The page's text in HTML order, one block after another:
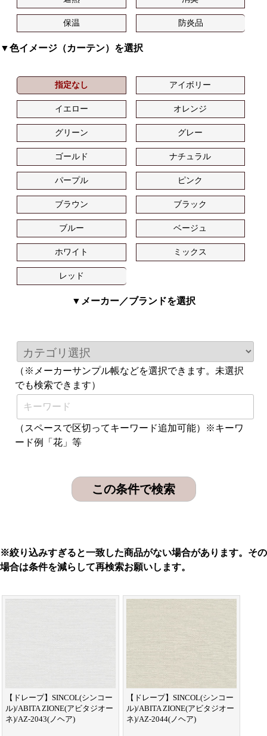
保温 防炎品
▼色イメージ（カーテン）を選択
指定なし アイボリー
イエロー オレンジ
グリーン グレー
ゴールド ナチュラル
パープル ピンク
ブラウン ブラック
ブルー ベージュ
ホワイト ミックス
レッド
▼メーカー／ブランドを選択
（※メーカーサンプル帳などを選択できます。未選択
でも検索できます）
（スペースで区切ってキーワード追加可能）※キーワ
ード例「花」等
※絞り込みすぎると一致した商品がない場合があります。その
場合は条件を減らして再検索お願いします。
【ドレープ】SINCOL(シンコー
ル)/ABITA ZIONE(アビタジオー
ネ)/AZ-2043(ノヘア)
【ドレープ】SINCOL(シンコー
ル)/ABITA ZIONE(アビタジオー
ネ)/AZ-2044(ノヘア)